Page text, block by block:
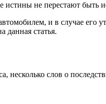
истины не перестают быть
и в случае его
данная статья.
несколько слов о